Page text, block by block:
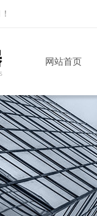
！
网站首页